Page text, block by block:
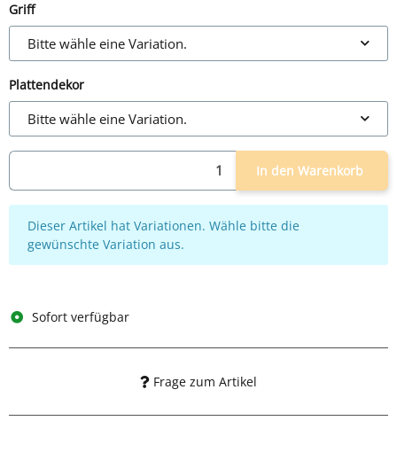
Griff
Bitte wähle eine Variation.
Plattendekor
Bitte wähle eine Variation.
In den Warenkorb
x
Dieser Artikel hat Variationen. Wähle bitte die
gewünschte Variation aus.
Sofort verfügbar
Frage zum Artikel